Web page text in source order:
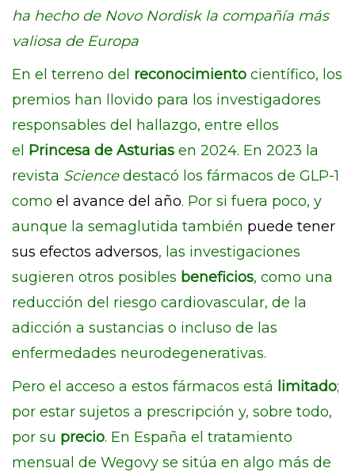
ha hecho de Novo Nordisk la compañía más
valiosa de Europa
En el terreno del reconocimiento científico, los
premios han llovido para los investigadores
responsables del hallazgo, entre ellos
el Princesa de Asturias en 2024. En 2023 la
revista Sciencedestacó los fármacos de GLP-1
como el avance del año. Por si fuera poco, y
aunque la semaglutida también puede tener
sus efectos adversos, las investigaciones
sugieren otros posibles beneficios, como una
reducción del riesgo cardiovascular, de la
adicción a sustancias o incluso de las
enfermedades neurodegenerativas.
Pero el acceso a estos fármacos está limitado;
por estar sujetos a prescripción y, sobre todo,
por su precio. En España el tratamiento
mensual de Wegovy se sitúa en algo más de